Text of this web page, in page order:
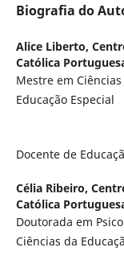
Biografia do
Alice Liberto,
Católica
Mestre em
Educação Especial
Docente de
Célia Ribeiro,
Católica
Doutorada em
Ciências da